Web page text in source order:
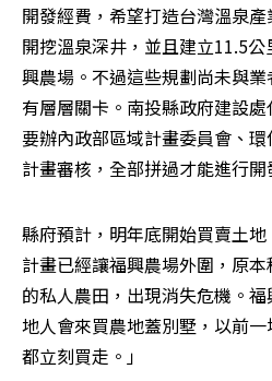
開發經費，希望打造台灣溫泉
開挖溫泉深井，並且建立11.5
興農場。不過這些規劃尚未與
有層層關卡。南投縣政府建設
要辦內政部區域計畫委員會、
計畫審核，全部拼過才能進行開
縣府預計，明年底開始買賣土
計畫已經讓福興農場外圍，原
的私人農田，出現消失危機。
地人會來買農地蓋別墅，以前
都立刻買走。」